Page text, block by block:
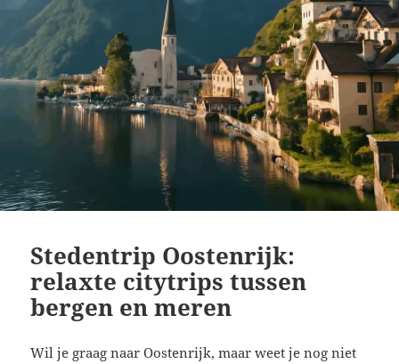
Stedentrip Oostenrijk:
relaxte citytrips tussen
bergen en meren
Wil je graag naar Oostenrijk, maar weet je nog niet